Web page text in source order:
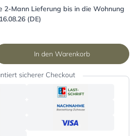
2-Mann Lieferung bis in die Wohnung
(DE)
In den Warenkorb
sicherer Checkout